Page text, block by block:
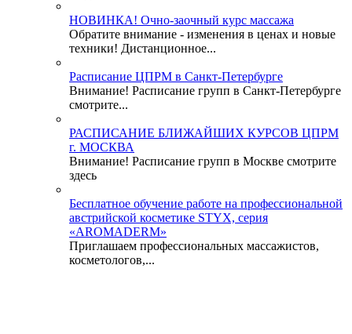
НОВИНКА! Очно-заочный курс массажа
Обратите внимание - изменения в ценах и новые
техники! Дистанционное...
Расписание ЦПРМ в Санкт-Петербурге
Внимание! Расписание групп в Санкт-Петербурге
смотрите...
РАСПИСАНИЕ БЛИЖАЙШИХ КУРСОВ ЦПРМ
г. МОСКВА
Внимание! Расписание групп в Москве смотрите
здесь
Бесплатное обучение работе на профессиональной
австрийской косметике STYX, серия
«AROMADERM»
Приглашаем профессиональных массажистов,
косметологов,...